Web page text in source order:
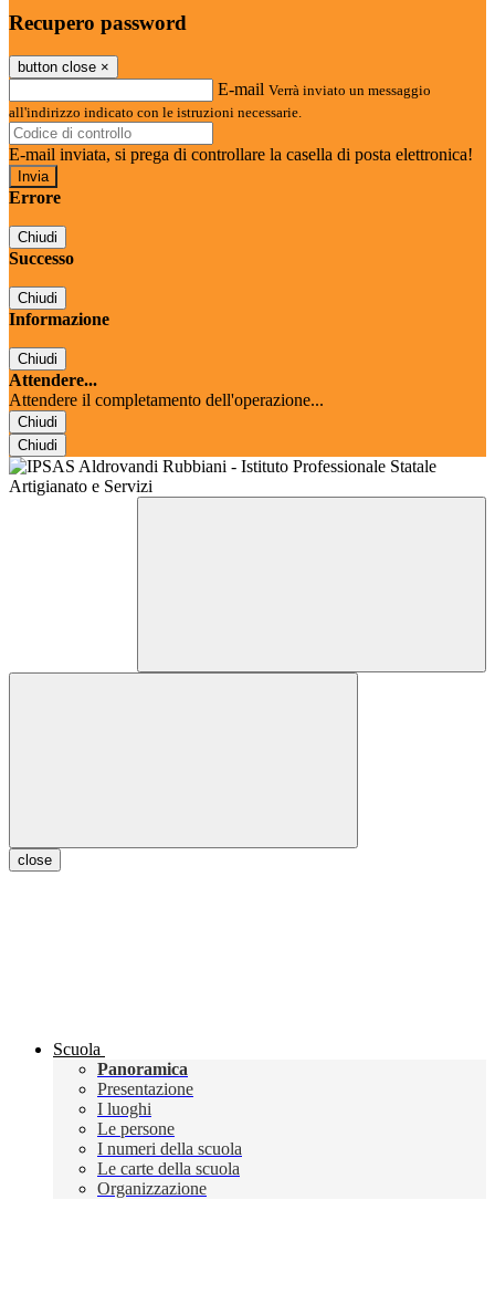
Recupero password
button close ×
E-mail Verrà inviato un messaggio
all'indirizzo indicato con le istruzioni necessarie.
E-mail inviata, si prega di controllare la casella di posta elettronica!
Errore
Chiudi
Successo
Chiudi
Informazione
Chiudi
Attendere...
Attendere il completamento dell'operazione...
Chiudi
Chiudi
close
Scuola
Panoramica
Presentazione
I luoghi
Le persone
I numeri della scuola
Le carte della scuola
Organizzazione